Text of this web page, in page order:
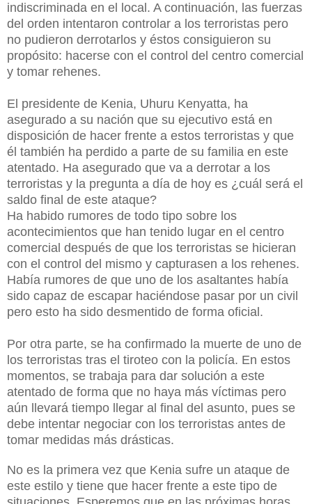
indiscriminada en el local. A continuación, las fuerzas
del orden intentaron controlar a los terroristas pero
no pudieron derrotarlos y éstos consiguieron su
propósito: hacerse con el control del centro comercial
y tomar rehenes.
El presidente de Kenia, Uhuru Kenyatta, ha
asegurado a su nación que su ejecutivo está en
disposición de hacer frente a estos terroristas y que
él también ha perdido a parte de su familia en este
atentado. Ha asegurado que va a derrotar a los
terroristas y la pregunta a día de hoy es ¿cuál será el
saldo final de este ataque?
Ha habido rumores de todo tipo sobre los
acontecimientos que han tenido lugar en el centro
comercial después de que los terroristas se hicieran
con el control del mismo y capturasen a los rehenes.
Había rumores de que uno de los asaltantes había
sido capaz de escapar haciéndose pasar por un civil
pero esto ha sido desmentido de forma oficial.
Por otra parte, se ha confirmado la muerte de uno de
los terroristas tras el tiroteo con la policía. En estos
momentos, se trabaja para dar solución a este
atentado de forma que no haya más víctimas pero
aún llevará tiempo llegar al final del asunto, pues se
debe intentar negociar con los terroristas antes de
tomar medidas más drásticas.
No es la primera vez que Kenia sufre un ataque de
este estilo y tiene que hacer frente a este tipo de